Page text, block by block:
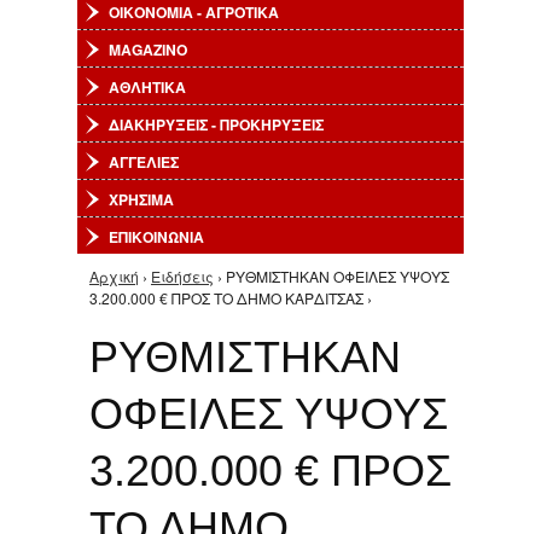
ΟΙΚΟΝΟΜΙΑ - ΑΓΡΟΤΙΚΑ
MAGAZINO
ΑΘΛΗΤΙΚΑ
ΔΙΑΚΗΡΥΞΕΙΣ - ΠΡΟΚΗΡΥΞΕΙΣ
ΑΓΓΕΛΙΕΣ
ΧΡΗΣΙΜΑ
ΕΠΙΚΟΙΝΩΝΙΑ
Είστε εδώ
Αρχική › Ειδήσεις › ΡΥΘΜΙΣΤΗΚΑΝ ΟΦΕΙΛΕΣ ΥΨΟΥΣ
3.200.000 € ΠΡΟΣ ΤΟ ΔΗΜΟ ΚΑΡΔΙΤΣΑΣ ›
ΡΥΘΜΙΣΤΗΚΑΝ
ΟΦΕΙΛΕΣ ΥΨΟΥΣ
3.200.000 € ΠΡΟΣ